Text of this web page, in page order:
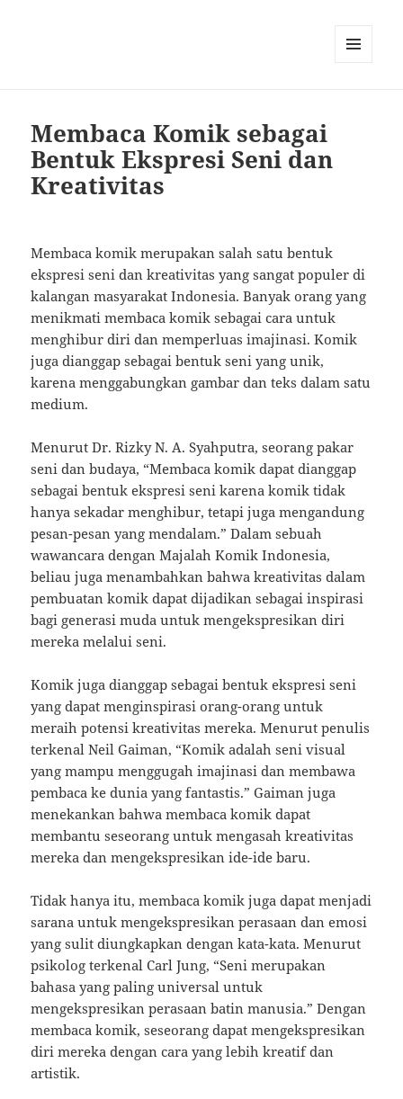
Membaca Komik sebagai
Bentuk Ekspresi Seni dan
Kreativitas
Membaca komik merupakan salah satu bentuk
ekspresi seni dan kreativitas yang sangat populer di
kalangan masyarakat Indonesia. Banyak orang yang
menikmati membaca komik sebagai cara untuk
menghibur diri dan memperluas imajinasi. Komik
juga dianggap sebagai bentuk seni yang unik,
karena menggabungkan gambar dan teks dalam satu
medium.
Menurut Dr. Rizky N. A. Syahputra, seorang pakar
seni dan budaya, “Membaca komik dapat dianggap
sebagai bentuk ekspresi seni karena komik tidak
hanya sekadar menghibur, tetapi juga mengandung
pesan-pesan yang mendalam.” Dalam sebuah
wawancara dengan Majalah Komik Indonesia,
beliau juga menambahkan bahwa kreativitas dalam
pembuatan komik dapat dijadikan sebagai inspirasi
bagi generasi muda untuk mengekspresikan diri
mereka melalui seni.
Komik juga dianggap sebagai bentuk ekspresi seni
yang dapat menginspirasi orang-orang untuk
meraih potensi kreativitas mereka. Menurut penulis
terkenal Neil Gaiman, “Komik adalah seni visual
yang mampu menggugah imajinasi dan membawa
pembaca ke dunia yang fantastis.” Gaiman juga
menekankan bahwa membaca komik dapat
membantu seseorang untuk mengasah kreativitas
mereka dan mengekspresikan ide-ide baru.
Tidak hanya itu, membaca komik juga dapat menjadi
sarana untuk mengekspresikan perasaan dan emosi
yang sulit diungkapkan dengan kata-kata. Menurut
psikolog terkenal Carl Jung, “Seni merupakan
bahasa yang paling universal untuk
mengekspresikan perasaan batin manusia.” Dengan
membaca komik, seseorang dapat mengekspresikan
diri mereka dengan cara yang lebih kreatif dan
artistik.